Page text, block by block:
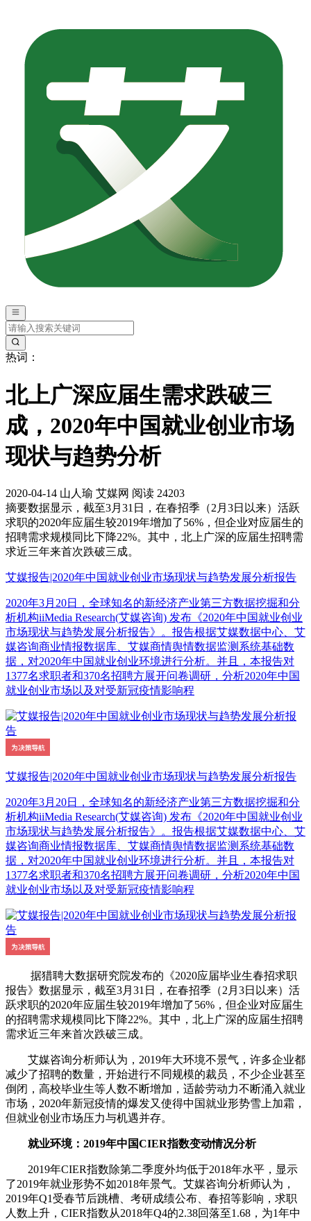
热词：
北上广深应届生需求跌破三
成，2020年中国就业创业市场
现状与趋势分析
2020-04-14 山人瑜 艾媒网 阅读 24203
摘要数据显示，截至3月31日，在春招季（2月3日以来）活跃
求职的2020年应届生较2019年增加了56%，但企业对应届生的
招聘需求规模同比下降22%。其中，北上广深的应届生招聘需
求近三年来首次跌破三成。
艾媒报告|2020年中国就业创业市场现状与趋势发展分析报告
2020年3月20日，全球知名的新经济产业第三方数据挖掘和分
析机构iiMedia Research(艾媒咨询) 发布《2020年中国就业创业
市场现状与趋势发展分析报告》。报告根据艾媒数据中心、艾
媒咨询商业情报数据库、艾媒商情舆情数据监测系统基础数
据，对2020年中国就业创业环境进行分析。并且，本报告对
1377名求职者和370名招聘方展开问卷调研，分析2020年中国
就业创业市场以及对受新冠疫情影响程
艾媒报告|2020年中国就业创业市场现状与趋势发展分析报告
2020年3月20日，全球知名的新经济产业第三方数据挖掘和分
析机构iiMedia Research(艾媒咨询) 发布《2020年中国就业创业
市场现状与趋势发展分析报告》。报告根据艾媒数据中心、艾
媒咨询商业情报数据库、艾媒商情舆情数据监测系统基础数
据，对2020年中国就业创业环境进行分析。并且，本报告对
1377名求职者和370名招聘方展开问卷调研，分析2020年中国
就业创业市场以及对受新冠疫情影响程
据猎聘大数据研究院发布的《2020应届毕业生春招求职
报告》数据显示，截至3月31日，在春招季（2月3日以来）活
跃求职的2020年应届生较2019年增加了56%，但企业对应届生
的招聘需求规模同比下降22%。其中，北上广深的应届生招聘
需求近三年来首次跌破三成。
艾媒咨询分析师认为，2019年大环境不景气，许多企业都
减少了招聘的数量，开始进行不同规模的裁员，不少企业甚至
倒闭，高校毕业生等人数不断增加，适龄劳动力不断涌入就业
市场，2020年新冠疫情的爆发又使得中国就业形势雪上加霜，
但就业创业市场压力与机遇并存。
就业环境：2019年中国CIER指数变动情况分析
2019年CIER指数除第二季度外均低于2018年水平，显示
了2019年就业形势不如2018年景气。艾媒咨询分析师认为，
2019年Q1受春节后跳槽、考研成绩公布、春招等影响，求职
人数上升，CIER指数从2018年Q4的2.38回落至1.68，为1年中